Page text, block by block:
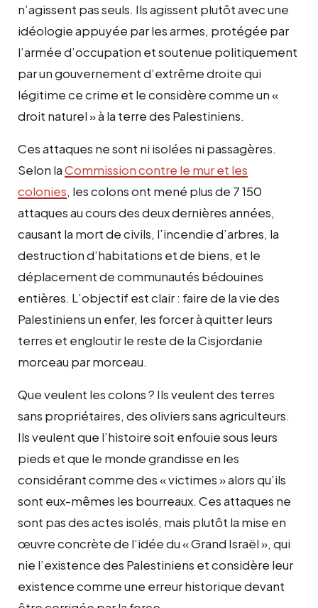
n’agissent pas seuls. Ils agissent plutôt avec une
idéologie appuyée par les armes, protégée par
l’armée d’occupation et soutenue politiquement
par un gouvernement d’extrême droite qui
légitime ce crime et le considère comme un «
droit naturel » à la terre des Palestiniens.
Ces attaques ne sont ni isolées ni passagères.
Selon laCommission contre le mur et les
colonies, les colons ont mené plus de 7 150
attaques au cours des deux dernières années,
causant la mort de civils, l’incendie d’arbres, la
destruction d’habitations et de biens, et le
déplacement de communautés bédouines
entières. L’objectif est clair : faire de la vie des
Palestiniens un enfer, les forcer à quitter leurs
terres et engloutir le reste de la Cisjordanie
morceau par morceau.
Que veulent les colons ? Ils veulent des terres
sans propriétaires, des oliviers sans agriculteurs.
Ils veulent que l’histoire soit enfouie sous leurs
pieds et que le monde grandisse en les
considérant comme des « victimes » alors qu’ils
sont eux-mêmes les bourreaux. Ces attaques ne
sont pas des actes isolés, mais plutôt la mise en
œuvre concrète de l’idée du « Grand Israël », qui
nie l’existence des Palestiniens et considère leur
existence comme une erreur historique devant